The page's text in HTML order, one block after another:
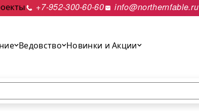
+7-952-300-60-60 info@northernfable.ru
Ведовство Новинки и Акции